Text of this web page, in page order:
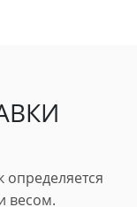
определяется
весом.